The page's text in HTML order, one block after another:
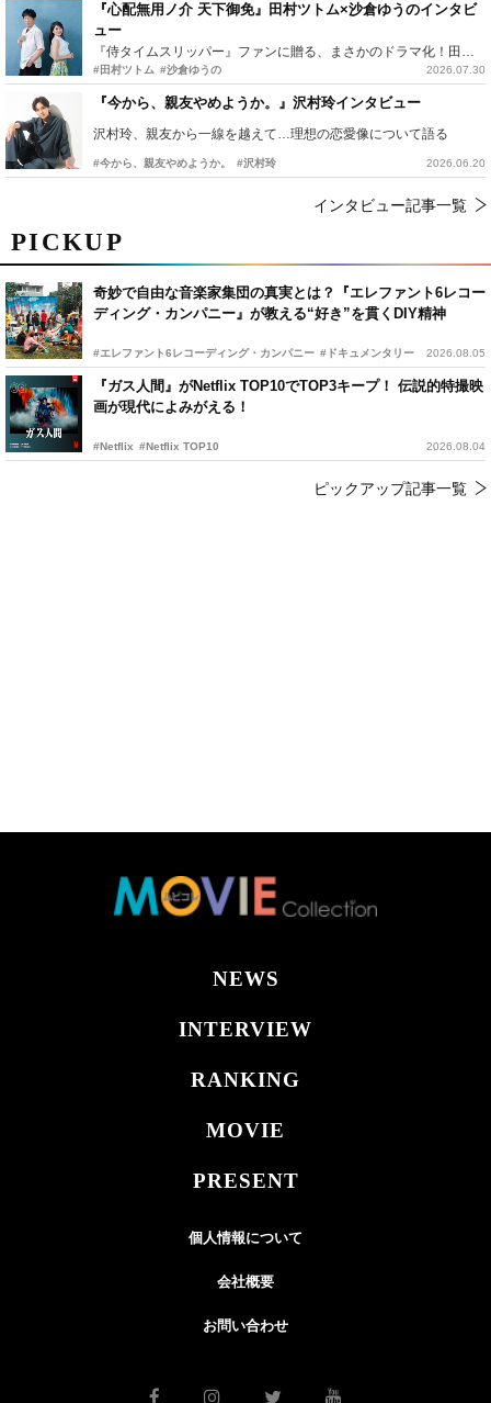
PICKUP
奇妙で自由な音楽家集団の真実とは？『エレファント6レコー
ディング・カンパニー』が教える“好き”を貫くDIY精神
#エレファント6レコーディング・カンパニー #ドキュメンタリー 2026.08.05
『ガス人間』がNetflix TOP10でTOP3キープ！ 伝説的特撮映
画が現代によみがえる！
#Netflix #Netflix TOP10 2026.08.04
ピックアップ記事一覧
『心配無用ノ介 天下御免』田村ツトム×沙倉ゆうのインタビ
ュー
#田村ツトム #沙倉ゆうの 2026.07.30
『今から、親友やめようか。』沢村玲インタビュー
沢村玲、親友から一線を越えて…理想の恋愛像について語る
#今から、親友やめようか。 #沢村玲 2026.06.20
インタビュー記事一覧
NEWS
INTERVIEW
RANKING
MOVIE
PRESENT
個人情報について
会社概要
お問い合わせ